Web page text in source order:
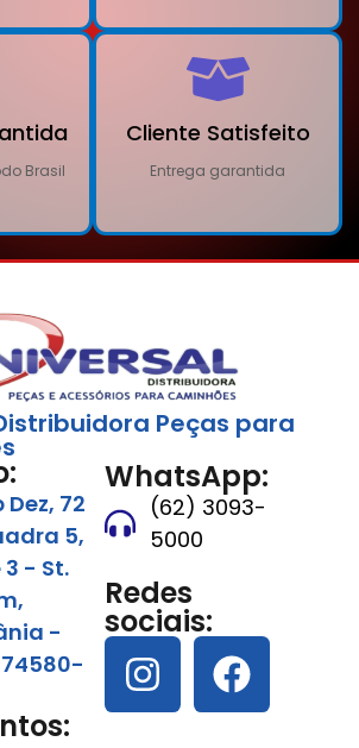
Brasil
Cliente Satisfeito
Entrega garantida
Peças para
Dez, 72
5,
3 - St.
-
74580-
WhatsApp:
(62) 3093-
5000
Redes
sociais: